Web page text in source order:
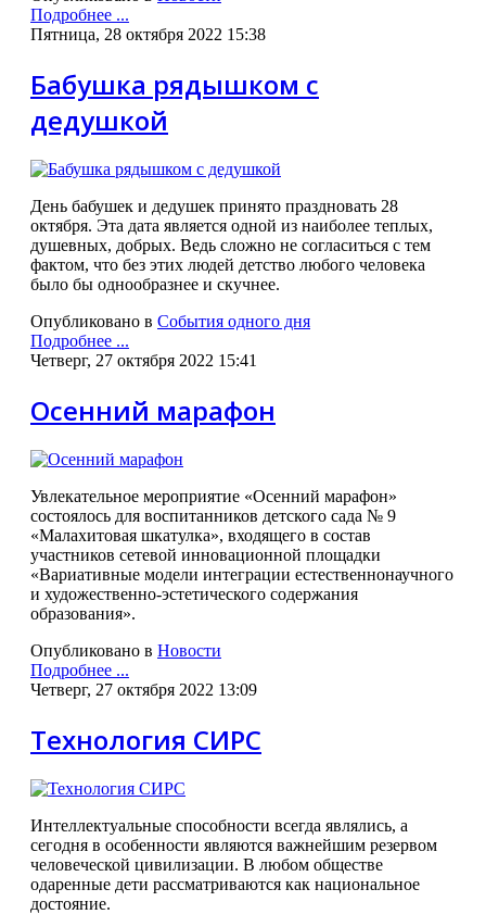
Подробнее ...
Пятница, 28 октября 2022 15:38
Бабушка рядышком с
дедушкой
День бабушек и дедушек принято праздновать 28
октября. Эта дата является одной из наиболее теплых,
душевных, добрых. Ведь сложно не согласиться с тем
фактом, что без этих людей детство любого человека
было бы однообразнее и скучнее.
Опубликовано в События одного дня
Подробнее ...
Четверг, 27 октября 2022 15:41
Осенний марафон
Увлекательное мероприятие «Осенний марафон»
состоялось для воспитанников детского сада № 9
«Малахитовая шкатулка», входящего в состав
участников сетевой инновационной площадки
«Вариативные модели интеграции естественнонаучного
и художественно-эстетического содержания
образования».
Опубликовано в Новости
Подробнее ...
Четверг, 27 октября 2022 13:09
Технология СИРС
Интеллектуальные способности всегда являлись, а
сегодня в особенности являются важнейшим резервом
человеческой цивилизации. В любом обществе
одаренные дети рассматриваются как национальное
достояние.